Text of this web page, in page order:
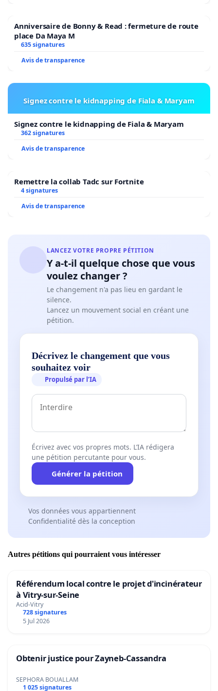
Anniversaire de Bonny & Read : fermeture de route
place Da Maya M
635 signatures
Avis de transparence
Signez contre le kidnapping de Fiala & Maryam
Signez contre le kidnapping de Fiala & Maryam
362 signatures
Avis de transparence
Remettre la collab Tadc sur Fortnite
4 signatures
Avis de transparence
LANCEZ VOTRE PROPRE PÉTITION
Y a-t-il quelque chose que vous
voulez changer ?
Le changement n'a pas lieu en gardant le
silence.
Lancez un mouvement social en créant une
pétition.
Décrivez le changement que vous
souhaitez voir
Propulsé par l’IA
Écrivez avec vos propres mots. L’IA rédigera
une pétition percutante pour vous.
Générer la pétition
Vos données vous appartiennent
Confidentialité dès la conception
Autres pétitions qui pourraient vous intéresser
Référendum local contre le projet d'incinérateur
à Vitry-sur-Seine
Acid-Vitry
728 signatures
5 Jul 2026
Obtenir justice pour Zayneb-Cassandra
SEPHORA BOUALLAM
1 025 signatures